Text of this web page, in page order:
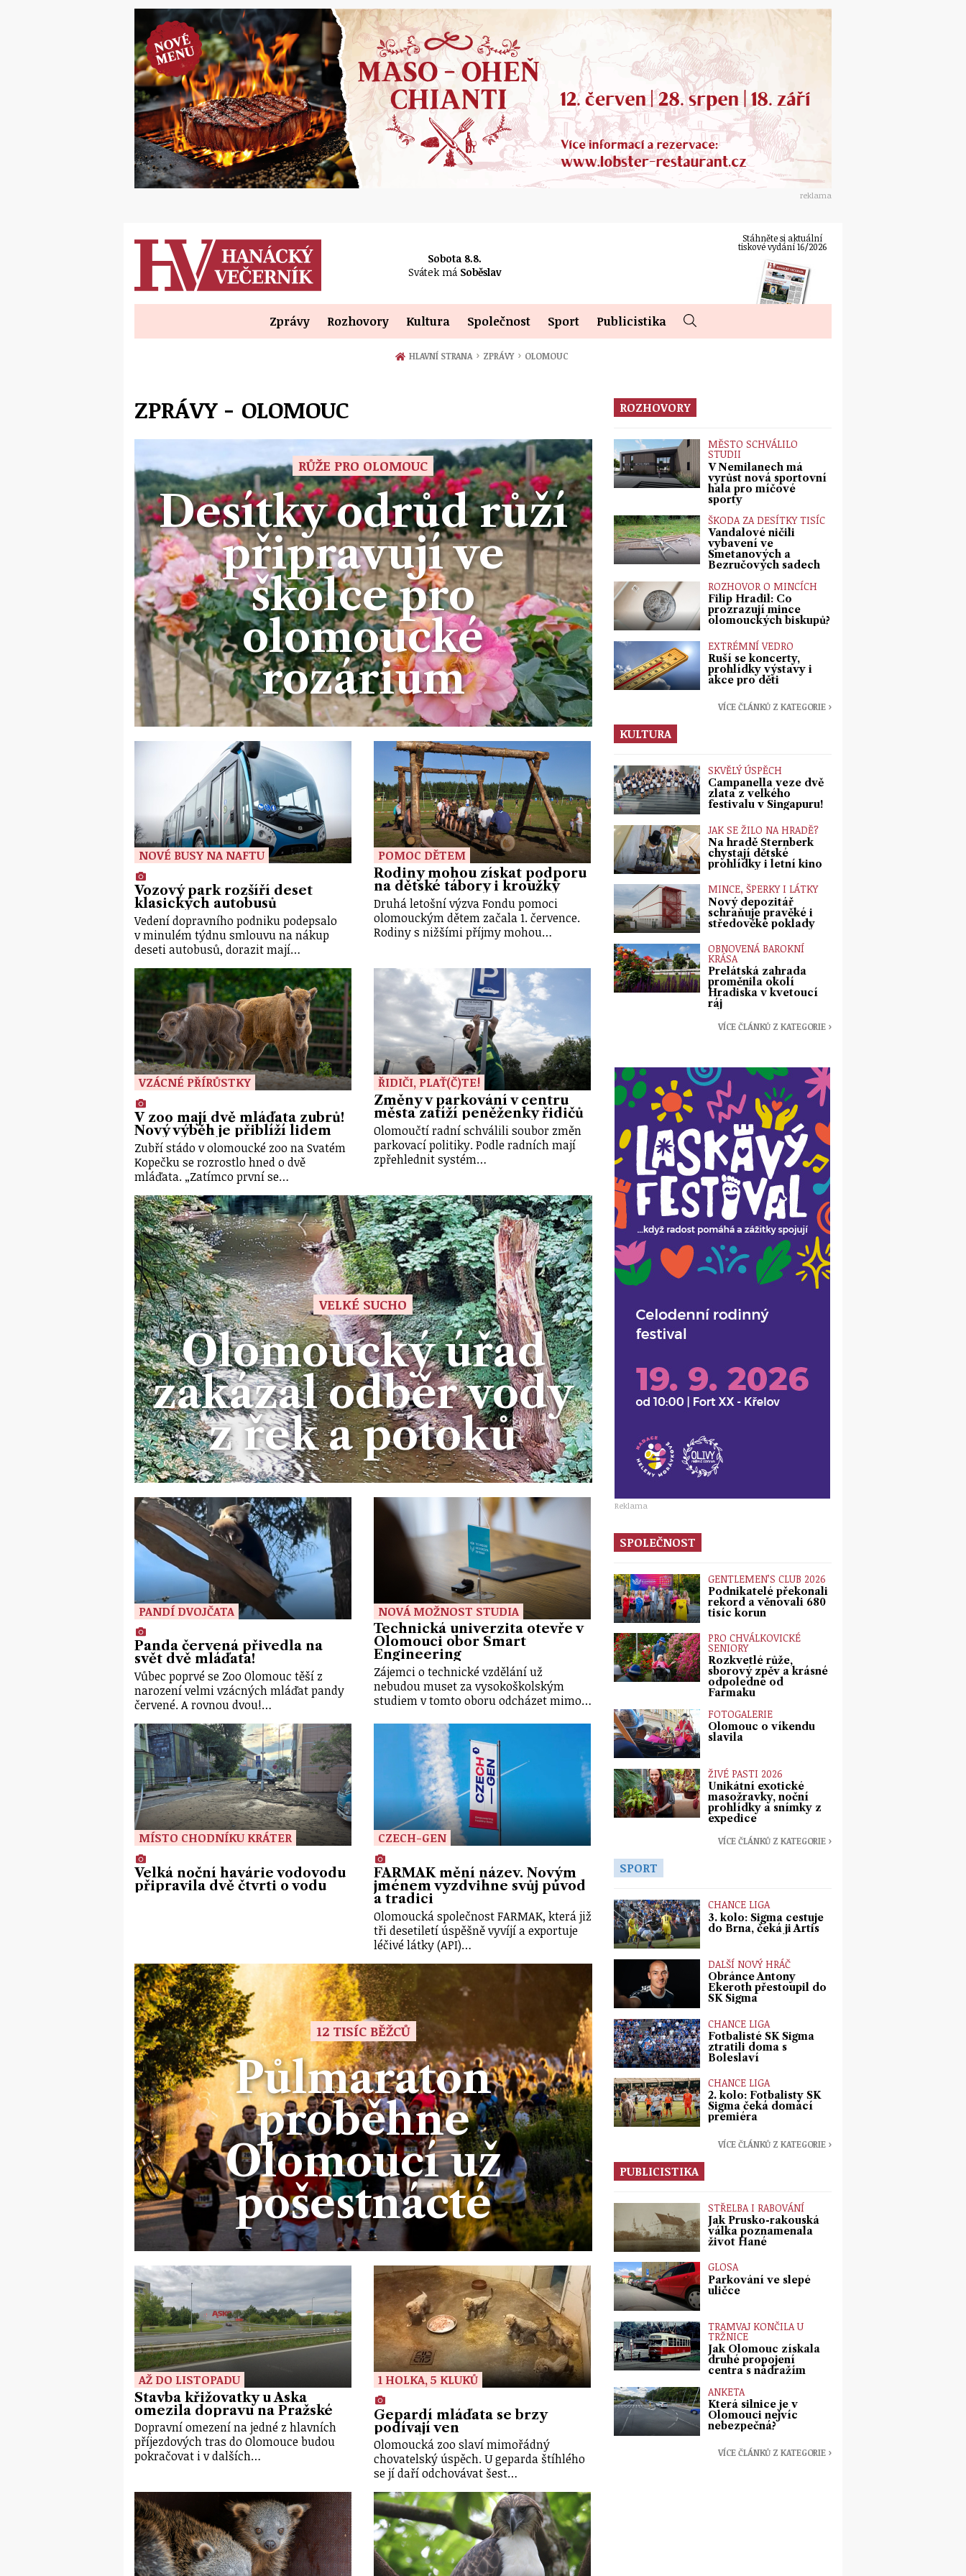
reklama
Sobota 8.8.
Svátek má Soběslav
Stáhněte si aktuální
tiskové vydání 16/2026
Zprávy Rozhovory Kultura Společnost Sport Publicistika
HLAVNÍ STRANA › ZPRÁVY › OLOMOUC
ZPRÁVY - OLOMOUC
RŮŽE PRO OLOMOUC
Desítky odrůd růží
připravují ve
školce pro
olomoucké
rozárium
NOVÉ BUSY NA NAFTU
Vozový park rozšíří deset
klasických autobusů
Vedení dopravního podniku podepsalo
v minulém týdnu smlouvu na nákup
deseti autobusů, dorazit mají…
POMOC DĚTEM
Rodiny mohou získat podporu
na dětské tábory i kroužky
Druhá letošní výzva Fondu pomoci
olomouckým dětem začala 1. července.
Rodiny s nižšími příjmy mohou…
VZÁCNÉ PŘÍRŮSTKY
V zoo mají dvě mláďata zubrů!
Nový výběh je přiblíží lidem
Zubří stádo v olomoucké zoo na Svatém
Kopečku se rozrostlo hned o dvě
mláďata. „Zatímco první se…
ŘIDIČI, PLAŤ(Č)TE!
Změny v parkování v centru
města zatíží peněženky řidičů
Olomoučtí radní schválili soubor změn
parkovací politiky. Podle radních mají
zpřehlednit systém…
VELKÉ SUCHO
Olomoucký úřad
zakázal odběr vody
z řek a potoků
PANDÍ DVOJČATA
Panda červená přivedla na
svět dvě mláďata!
Vůbec poprvé se Zoo Olomouc těší z
narození velmi vzácných mláďat pandy
červené. A rovnou dvou!…
NOVÁ MOŽNOST STUDIA
Technická univerzita otevře v
Olomouci obor Smart
Engineering
Zájemci o technické vzdělání už
nebudou muset za vysokoškolským
studiem v tomto oboru odcházet mimo…
MÍSTO CHODNÍKU KRÁTER
Velká noční havárie vodovodu
připravila dvě čtvrti o vodu
CZECH-GEN
FARMAK mění název. Novým
jménem vyzdvihne svůj původ
a tradici
Olomoucká společnost FARMAK, která již
tři desetiletí úspěšně vyvíjí a exportuje
léčivé látky (API)…
12 TISÍC BĚŽCŮ
Půlmaraton
proběhne
Olomoucí už
pošestnácté
AŽ DO LISTOPADU
Stavba křižovatky u Aska
omezila dopravu na Pražské
Dopravní omezení na jedné z hlavních
příjezdových tras do Olomouce budou
pokračovat i v dalších…
1 HOLKA, 5 KLUKŮ
Gepardí mláďata se brzy
podívají ven
Olomoucká zoo slaví mimořádný
chovatelský úspěch. U geparda štíhlého
se jí daří odchovávat šest…
ROZHOVORY
MĚSTO SCHVÁLILO
STUDII
V Nemilanech má
vyrůst nová sportovní
hala pro míčové
sporty
ŠKODA ZA DESÍTKY TISÍC
Vandalové ničili
vybavení ve
Smetanových a
Bezručových sadech
ROZHOVOR O MINCÍCH
Filip Hradil: Co
prozrazují mince
olomouckých biskupů?
EXTRÉMNÍ VEDRO
Ruší se koncerty,
prohlídky výstavy i
akce pro děti
VÍCE ČLÁNKŮ Z KATEGORIE ›
KULTURA
SKVĚLÝ ÚSPĚCH
Campanella veze dvě
zlata z velkého
festivalu v Singapuru!
JAK SE ŽILO NA HRADĚ?
Na hradě Šternberk
chystají dětské
prohlídky i letní kino
MINCE, ŠPERKY I LÁTKY
Nový depozitář
schraňuje pravěké i
středověké poklady
OBNOVENÁ BAROKNÍ
KRÁSA
Prelátská zahrada
proměnila okolí
Hradiska v kvetoucí
ráj
VÍCE ČLÁNKŮ Z KATEGORIE ›
Reklama
SPOLEČNOST
GENTLEMEN’S CLUB 2026
Podnikatelé překonali
rekord a věnovali 680
tisíc korun
PRO CHVÁLKOVICKÉ
SENIORY
Rozkvetlé růže,
sborový zpěv a krásné
odpoledne od
Farmaku
FOTOGALERIE
Olomouc o víkendu
slavila
ŽIVÉ PASTI 2026
Unikátní exotické
masožravky, noční
prohlídky a snímky z
expedice
VÍCE ČLÁNKŮ Z KATEGORIE ›
SPORT
CHANCE LIGA
3. kolo: Sigma cestuje
do Brna, čeká ji Artis
DALŠÍ NOVÝ HRÁČ
Obránce Antony
Ekeroth přestoupil do
SK Sigma
CHANCE LIGA
Fotbalisté SK Sigma
ztratili doma s
Boleslaví
CHANCE LIGA
2. kolo: Fotbalisty SK
Sigma čeká domácí
premiéra
VÍCE ČLÁNKŮ Z KATEGORIE ›
PUBLICISTIKA
STŘELBA I RABOVÁNÍ
Jak Prusko-rakouská
válka poznamenala
život Hané
GLOSA
Parkování ve slepé
uličce
TRAMVAJ KONČILA U
TRŽNICE
Jak Olomouc získala
druhé propojení
centra s nádražím
ANKETA
Která silnice je v
Olomouci nejvíc
nebezpečná?
VÍCE ČLÁNKŮ Z KATEGORIE ›